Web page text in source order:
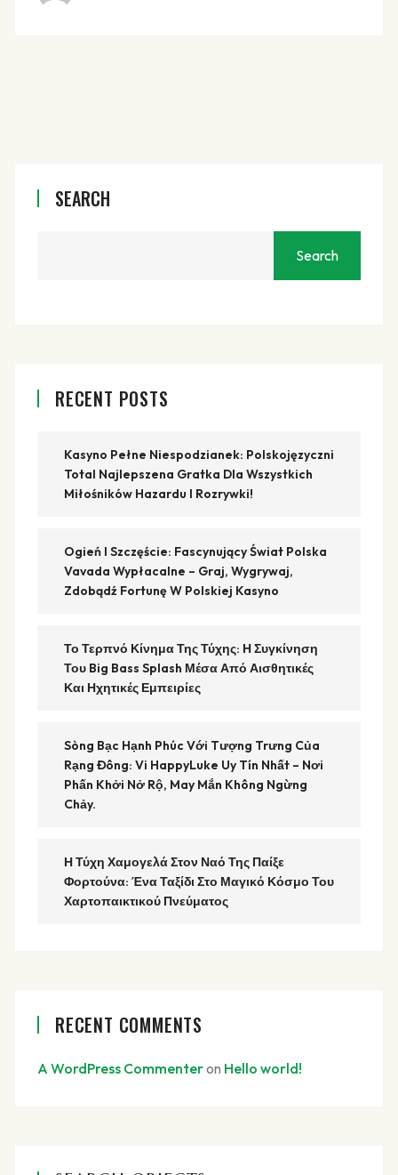
SEARCH
Search
RECENT POSTS
Kasyno Pełne Niespodzianek: Polskojęzyczni
Total Najlepszena Gratka Dla Wszystkich
Miłośników Hazardu I Rozrywki!
Ogień I Szczęście: Fascynujący Świat Polska
Vavada Wypłacalne – Graj, Wygrywaj,
Zdobądź Fortunę W Polskiej Kasyno
Το Τερπνό Κίνημα Της Τύχης: Η Συγκίνηση
Του Big Bass Splash Μέσα Από Αισθητικές
Και Ηχητικές Εμπειρίες
Sòng Bạc Hạnh Phúc Với Tượng Trưng Của
Rạng Đông: Vi HappyLuke Uy Tín Nhất – Nơi
Phấn Khởi Nở Rộ, May Mắn Không Ngừng
Chảy.
Η Τύχη Χαμογελά Στον Ναό Της Παίξε
Φορτούνα: Ένα Ταξίδι Στο Μαγικό Κόσμο Του
Χαρτοπαικτικού Πνεύματος
RECENT COMMENTS
A WordPress Commenteron Hello world!